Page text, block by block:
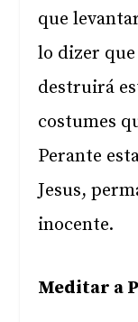
que
lo dizer que
destruirá
costumes
Perante
Jesus,
inocente.
Meditar a